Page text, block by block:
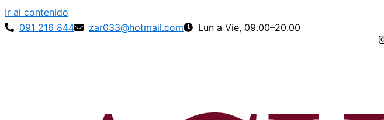
Ir al contenido
091 216 844
zar033@hotmail.com Lun a Vie, 09.00–20.00